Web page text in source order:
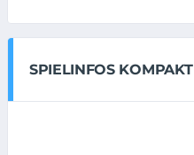
SPIELINFOS KOMPAKT